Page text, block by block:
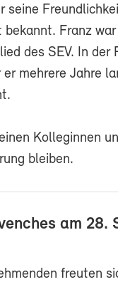
seine
bekannt. Franz
des SEV. In der
er mehrere Jahre
Kolleginnen
bleiben.
am 28.
freuten